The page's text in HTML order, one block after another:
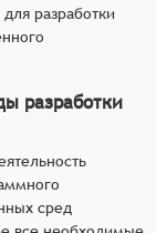
разработки
разработки
сред